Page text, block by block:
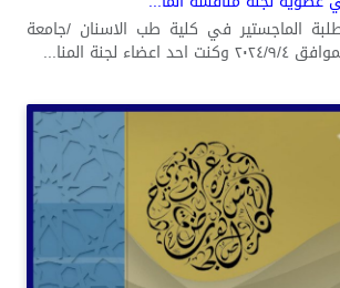
الماجستير في كلية طب الاسنان /جامعة
لجنة المنا...